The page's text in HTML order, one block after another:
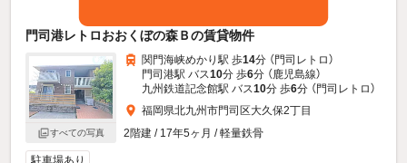
門司港レトロおおくぼの森Ｂの賃貸物件
すべての写真
関門海峡めかり駅 歩14分 （門司レトロ）
門司港駅 バス10分 歩6分 （鹿児島線）
九州鉄道記念館駅 バス10分 歩6分 （門司レトロ）
福岡県北九州市門司区大久保2丁目
2階建 / 17年5ヶ月 / 軽量鉄骨
駐車場あり